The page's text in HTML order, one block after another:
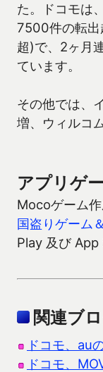
た。ドコモは
7500件の転出
超)で、2ヶ月
ています。
その他では、
増、ウィルコ
アプリゲ
Mocoゲーム
国盗りゲーム
Play 及び App
関連ブ
ドコモ、au
ドコモ、